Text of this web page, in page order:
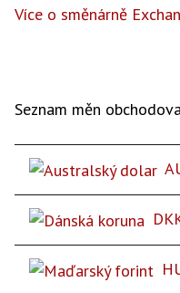
Více o směnárně
Seznam měn